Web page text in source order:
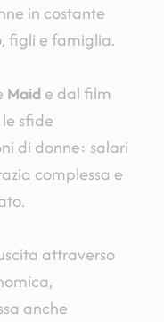
in costante
figli e famiglia.
Maide dal film
sfide
di donne: salari
complessa e
attraverso
anche